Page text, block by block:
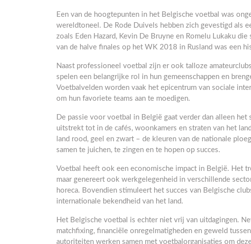
Een van de hoogtepunten in het Belgische voetbal was
wereldtoneel. De Rode Duivels hebben zich gevestigd als
zoals Eden Hazard, Kevin De Bruyne en Romelu Lukaku
van de halve finales op het WK 2018 in Rusland was een
Naast professioneel voetbal zijn er ook talloze
spelen een belangrijke rol in hun gemeenschappen en
Voetbalvelden worden vaak het epicentrum van sociale
om hun favoriete teams aan te moedigen.
De passie voor voetbal in België gaat verder dan alleen
uitstrekt tot in de cafés, woonkamers en straten van het
land rood, geel en zwart – de kleuren van de nationale
samen te juichen, te zingen en te hopen op succes.
Voetbal heeft ook een economische impact in België. Het
maar genereert ook werkgelegenheid in verschillende
horeca. Bovendien stimuleert het succes van Belgische
internationale bekendheid van het land.
Het Belgische voetbal is echter niet vrij van uitdagingen.
matchfixing, financiële onregelmatigheden en geweld
autoriteiten werken samen met voetbalorganisaties om